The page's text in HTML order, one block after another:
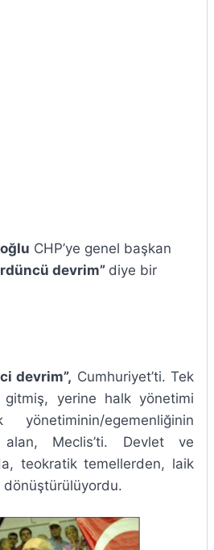
CHP’ye genel başkan
devrim” diye bir
devrim”, Cumhuriyet’ti. Tek
yerine halk yönetimi
egemenliğinin
alan, Meclis’ti. Devlet ve
teokratik temellerden, laik